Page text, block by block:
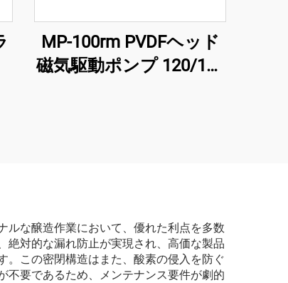
MP-100rm PVDFヘッド
磁気駆動ポンプ 120/130
ルな醸造作業において、優れた利点を多数
絶対的な漏れ防止が実現され、高価な製品
。この密閉構造はまた、酸素の侵入を防ぐ
不要であるため、メンテナンス要件が劇的